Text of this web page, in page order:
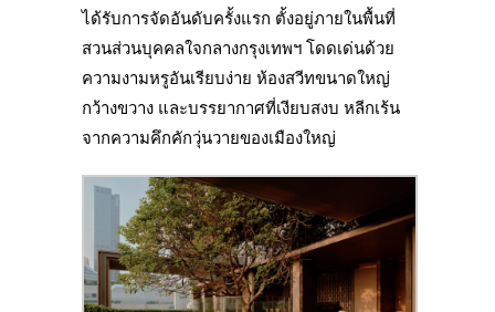
ได้รับการจัดอันดับครั้งแรก ตั้งอยู่ภายในพื้นที่
สวนส่วนบุคคลใจกลางกรุงเทพฯ โดดเด่นด้วย
ความงามหรูอันเรียบง่าย ห้องสวีทขนาดใหญ่
กว้างขวาง และบรรยากาศที่เงียบสงบ หลีกเร้น
จากความคึกคักวุ่นวายของเมืองใหญ่